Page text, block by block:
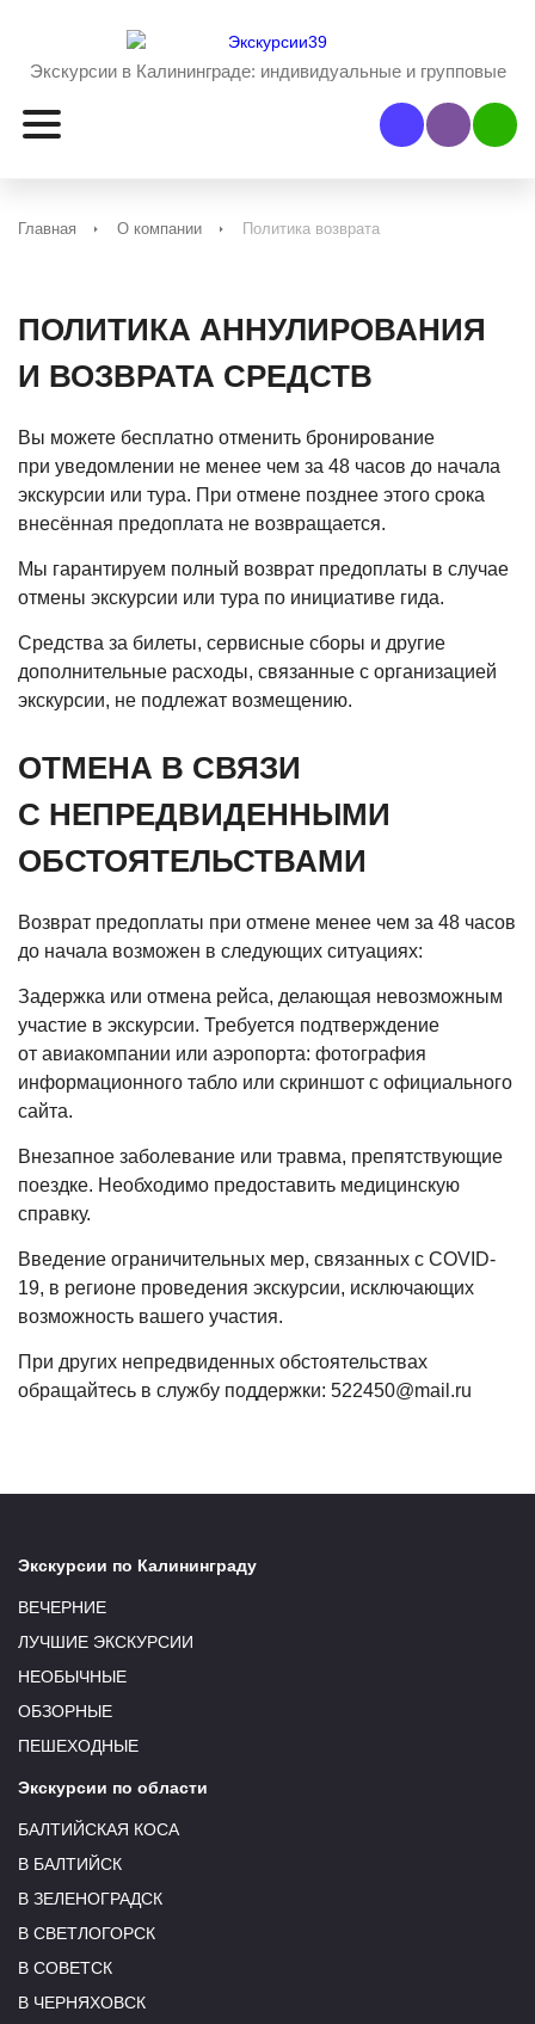
Экскурсии в Калининграде: индивидуальные и групповые
Наш ViberНаш
Главная О компании Политика возврата
ПОЛИТИКА АННУЛИРОВАНИЯ
И ВОЗВРАТА СРЕДСТВ
Вы можете бесплатно отменить бронирование
при уведомлении не менее чем за 48 часов до начала
экскурсии или тура. При отмене позднее этого срока
внесённая предоплата не возвращается.
Мы гарантируем полный возврат предоплаты в случае
отмены экскурсии или тура по инициативе гида.
Средства за билеты, сервисные сборы и другие
дополнительные расходы, связанные с организацией
экскурсии, не подлежат возмещению.
ОТМЕНА В СВЯЗИ
С НЕПРЕДВИДЕННЫМИ
ОБСТОЯТЕЛЬСТВАМИ
Возврат предоплаты при отмене менее чем за 48 часов
до начала возможен в следующих ситуациях:
Задержка или отмена рейса, делающая невозможным
участие в экскурсии. Требуется подтверждение
от авиакомпании или аэропорта: фотография
информационного табло или скриншот с официального
сайта.
Внезапное заболевание или травма, препятствующие
поездке. Необходимо предоставить медицинскую
справку.
Введение ограничительных мер, связанных с COVID-
19, в регионе проведения экскурсии, исключающих
возможность вашего участия.
При других непредвиденных обстоятельствах
обращайтесь в службу поддержки: 522450@mail.ru
Экскурсии по Калининграду
ВЕЧЕРНИЕ
ЛУЧШИЕ ЭКСКУРСИИ
НЕОБЫЧНЫЕ
ОБЗОРНЫЕ
ПЕШЕХОДНЫЕ
Экскурсии по области
БАЛТИЙСКАЯ КОСА
В БАЛТИЙСК
В ЗЕЛЕНОГРАДСК
В СВЕТЛОГОРСК
В СОВЕТСК
В ЧЕРНЯХОВСК